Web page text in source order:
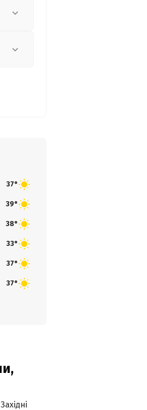
37°
39°
38°
33°
37°
37°